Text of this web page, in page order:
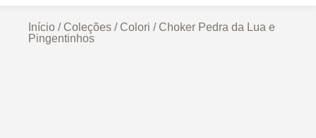
Início / Coleções / Colori / Choker Pedra da Lua e
Pingentinhos